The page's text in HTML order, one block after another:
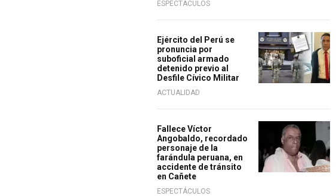
ESPECTÁCULOS
Ejército del Perú se
pronuncia por
suboficial armado
detenido previo al
Desfile Cívico Militar
ACTUALIDAD
Fallece Víctor
Angobaldo, recordado
personaje de la
farándula peruana, en
accidente de tránsito
en Cañete
ESPECTÁCULOS